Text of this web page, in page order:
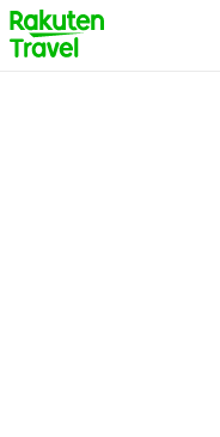
to
top
page